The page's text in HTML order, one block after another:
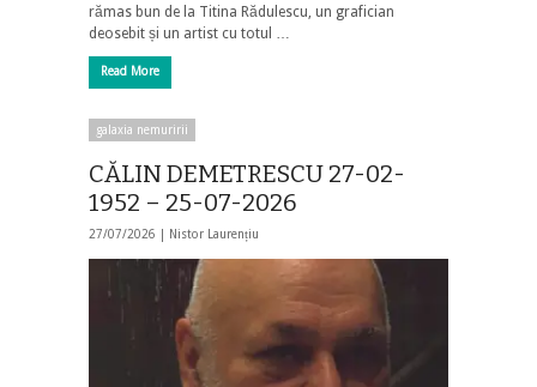
rămas bun de la Titina Rădulescu, un grafician
deosebit și un artist cu totul …
Read More
galaxia nemuririi
CĂLIN DEMETRESCU 27-02-
1952 – 25-07-2026
27/07/2026 | Nistor Laurențiu